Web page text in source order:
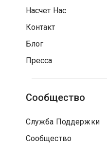
Насчет Нас
Контакт
Блог
Пресса
Сообщество
Служба Поддержки
Сообщество